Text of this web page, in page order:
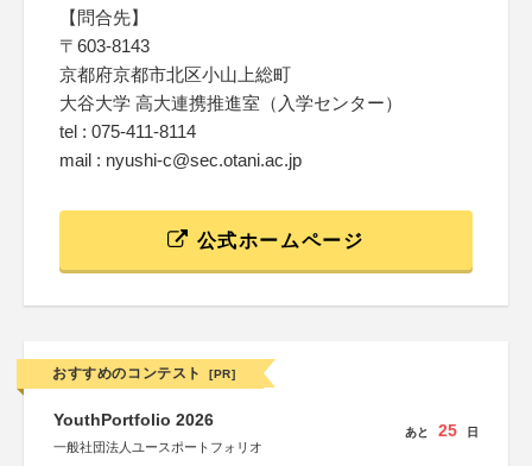
【問合先】
〒603-8143
京都府京都市北区小山上総町
大谷大学 高大連携推進室（入学センター）
tel : 075-411-8114
mail : nyushi-c@sec.otani.ac.jp
公式ホームページ
おすすめのコンテスト [PR]
YouthPortfolio 2026
一般社団法人ユースポートフォリオ
あと 25 日